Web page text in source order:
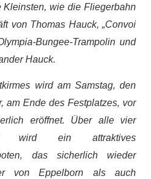
Kleinsten, wie die Fliegerbahn
von Thomas Hauck, „Convoi
Bungee-Trampolin und
Hauck.
wird am Samstag, den
am Ende des Festplatzes, vor
eröffnet. Über alle vier
wird ein attraktives
das sicherlich wieder
von Eppelborn als auch